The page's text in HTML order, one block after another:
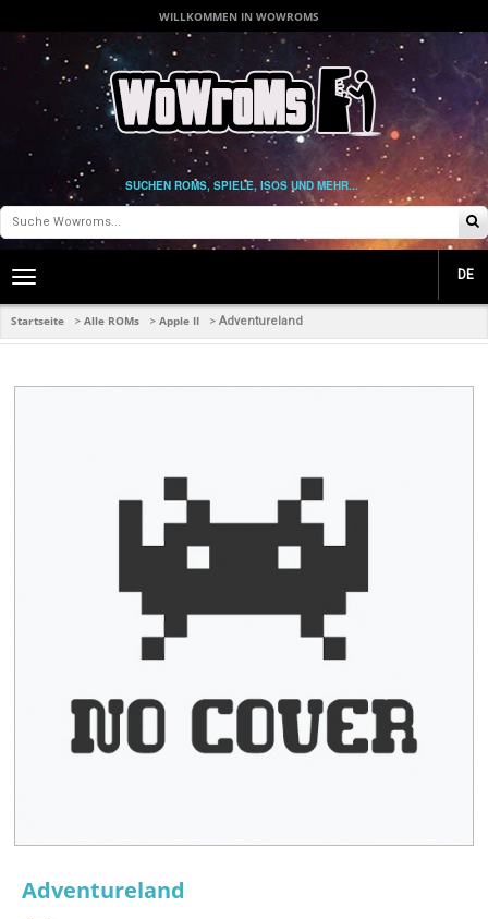
WILLKOMMEN IN WOWROMS
SUCHEN ROMS, SPIELE, ISOS UND MEHR...
Toggle
navigation
DE
Startseite > Alle ROMs > Apple II > Adventureland
Adventureland